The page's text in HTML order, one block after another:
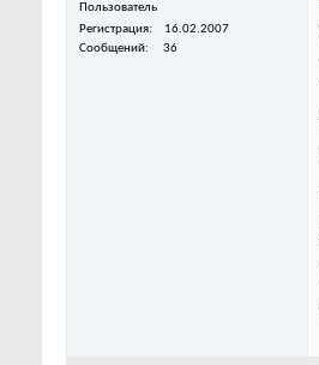
Пользователь
Регистрация
16.02.2007
Сообщений
36